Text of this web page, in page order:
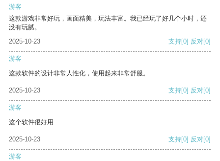
游客
这款游戏非常好玩，画面精美，玩法丰富。我已经玩了好几个小时，还
没有玩腻。
2025-10-23
支持[0] 反对[0]
游客
这款软件的设计非常人性化，使用起来非常舒服。
2025-10-23 支持[0] 反对[0]
游客
这个软件很好用
2025-10-23 支持[0] 反对[0]
游客